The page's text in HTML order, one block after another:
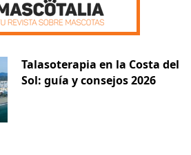
Talasoterapia en la Costa del
Sol: guía y consejos 2026